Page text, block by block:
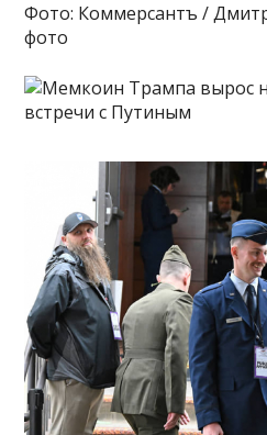
Фото: Коммерсантъ /
фото